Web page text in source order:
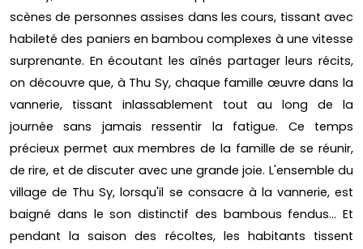
scènes de personnes assises dans les cours, tissant avec
habileté des paniers en bambou complexes à une vitesse
surprenante. En écoutant les aînés partager leurs récits,
on découvre que, à Thu Sy, chaque famille œuvre dans la
vannerie, tissant inlassablement tout au long de la
journée sans jamais ressentir la fatigue. Ce temps
précieux permet aux membres de la famille de se réunir,
de rire, et de discuter avec une grande joie. L'ensemble du
village de Thu Sy, lorsqu'il se consacre à la vannerie, est
baigné dans le son distinctif des bambous fendus... Et
pendant la saison des récoltes, les habitants tissent